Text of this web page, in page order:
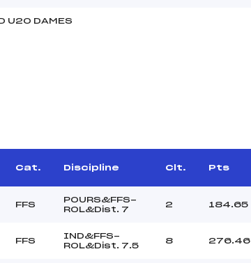
U20 DAMES
Cat. Discipline Clt. Pts
FFS
POURS&FFS-
ROL&Dist. 7
2 184.65
FFS
IND&FFS-
ROL&Dist. 7.5
8 276.46